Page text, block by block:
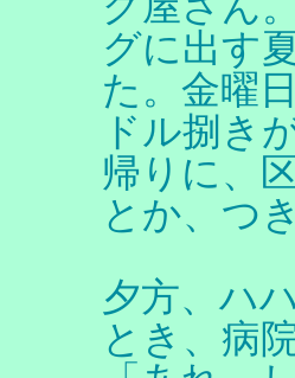
グに出す
た。金曜
ドル捌き
帰りに、
とか、つ
夕方、ハ
とき、病